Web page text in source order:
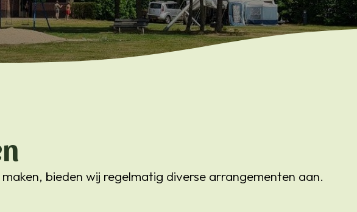
bieden wij regelmatig diverse arrangementen aan.